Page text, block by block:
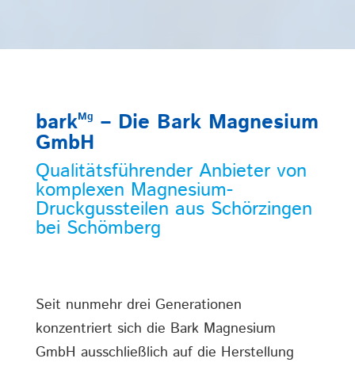
barkMg – Die Bark Magnesium
GmbH
Qualitätsführender Anbieter von
komplexen Magnesium-
Druckgussteilen aus Schörzingen
bei Schömberg
Seit nunmehr drei Generationen
konzentriert sich die Bark Magnesium
GmbH ausschließlich auf die Herstellung